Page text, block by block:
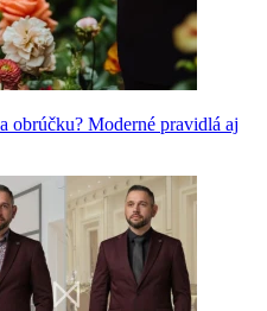
obrúčku? Moderné pravidlá aj